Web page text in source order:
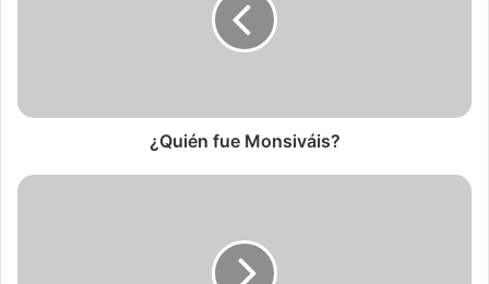
¿Quién fue Monsiváis?